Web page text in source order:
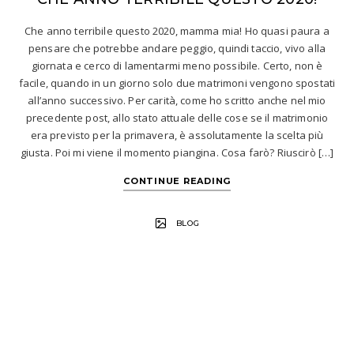
Che anno terribile questo 2020, mamma mia! Ho quasi paura a
pensare che potrebbe andare peggio, quindi taccio, vivo alla
giornata e cerco di lamentarmi meno possibile. Certo, non è
facile, quando in un giorno solo due matrimoni vengono spostati
all’anno successivo. Per carità, come ho scritto anche nel mio
precedente post, allo stato attuale delle cose se il matrimonio
era previsto per la primavera, è assolutamente la scelta più
giusta. Poi mi viene il momento piangina. Cosa farò? Riuscirò […]
CONTINUE READING
BLOG